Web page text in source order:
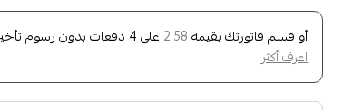
أو قسم فاتورتك بقيمة 2.58 على4 دفعات بدون رسوم
اعرف أكثر